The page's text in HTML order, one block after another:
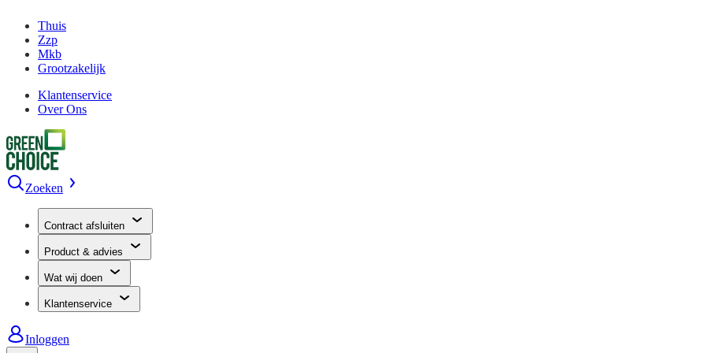
Thuis
Zzp
Mkb
Grootzakelijk
Klantenservice
Over Ons
Zoeken
Contract afsluiten
Product & advies
Wat wij doen
Klantenservice
Inloggen